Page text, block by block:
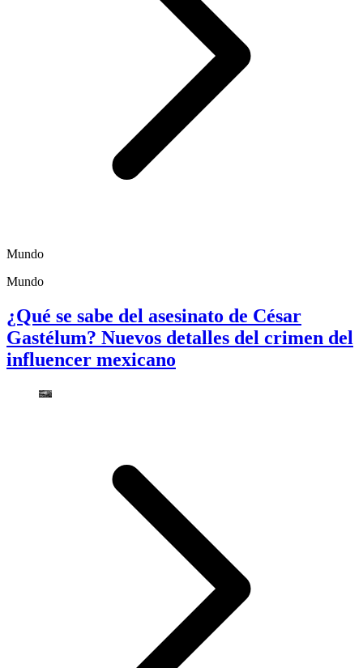
Mundo
Mundo
¿Qué se sabe del asesinato de César
Gastélum? Nuevos detalles del crimen del
influencer mexicano